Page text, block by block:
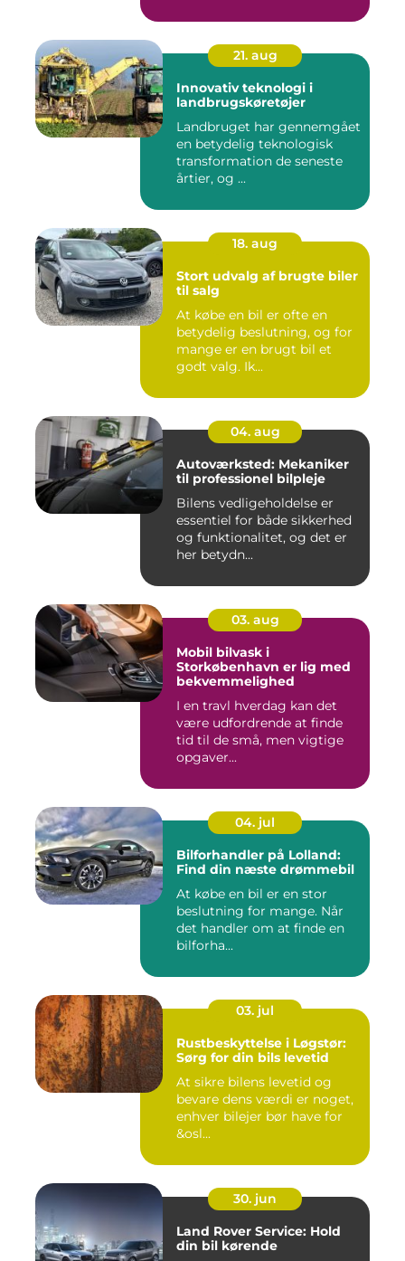
21. aug
Innovativ teknologi i
landbrugskøretøjer
Landbruget har gennemgået
en betydelig teknologisk
transformation de seneste
årtier, og ...
18. aug
Stort udvalg af brugte biler
til salg
At købe en bil er ofte en
betydelig beslutning, og for
mange er en brugt bil et
godt valg. Ik...
04. aug
Autoværksted: Mekaniker
til professionel bilpleje
Bilens vedligeholdelse er
essentiel for både sikkerhed
og funktionalitet, og det er
her betydn...
03. aug
Mobil bilvask i
Storkøbenhavn er lig med
bekvemmelighed
I en travl hverdag kan det
være udfordrende at finde
tid til de små, men vigtige
opgaver...
04. jul
Bilforhandler på Lolland:
Find din næste drømmebil
At købe en bil er en stor
beslutning for mange. Når
det handler om at finde en
bilforha...
03. jul
Rustbeskyttelse i Løgstør:
Sørg for din bils levetid
At sikre bilens levetid og
bevare dens værdi er noget,
enhver bilejer bør have for
&osl...
30. jun
Land Rover Service: Hold
din bil kørende